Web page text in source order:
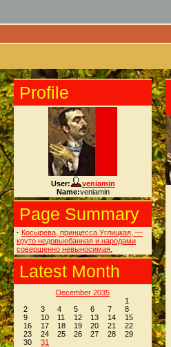
Profile
User:
veniamin
Name:veniamin
Page Summary
· Косырева, принцесса Углицкая, —
круто недовыебанная и народами
совершенно невыносимая.
Latest Month
December 2035
1
2
3 4 5 6 7
8
9
10 11 12 13 14
15
16
17 18 19 20 21
22
23
24 25 26 27 28
29
30
31